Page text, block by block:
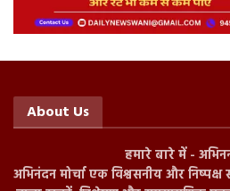
About Us
हमारे बारे में -
अभिनंदन मोर्चा एक विश्वसनीय और